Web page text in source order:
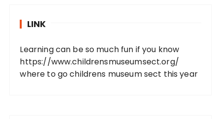
LINK
Learning can be so much fun if you know
https://www.childrensmuseumsect.org/
where to go childrens museum sect this year